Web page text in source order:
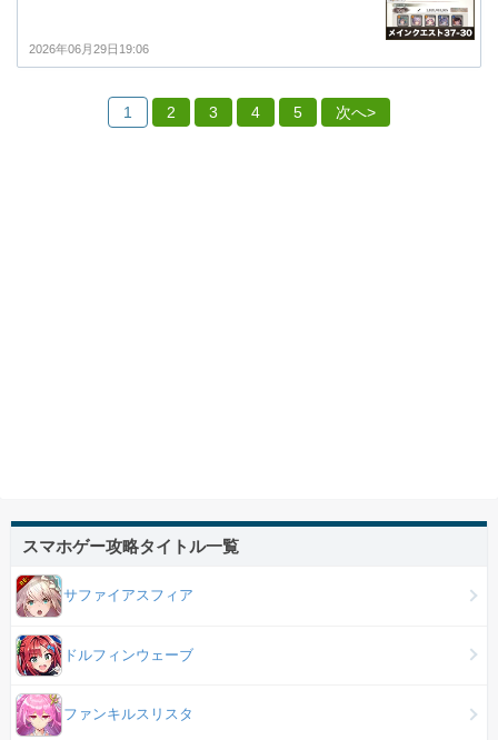
2026年06月29日19:06
1 2 3 4 5 次へ>
スマホゲー攻略タイトル一覧
サファイアスフィア
ドルフィンウェーブ
ファンキルスリスタ